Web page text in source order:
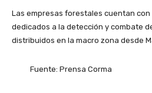
Las empresas forestales cuentan
dedicados a la detección y combate
distribuidos en la macro zona desde
Fuente: Prensa Corma